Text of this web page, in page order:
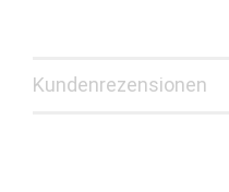
Kundenrezensionen